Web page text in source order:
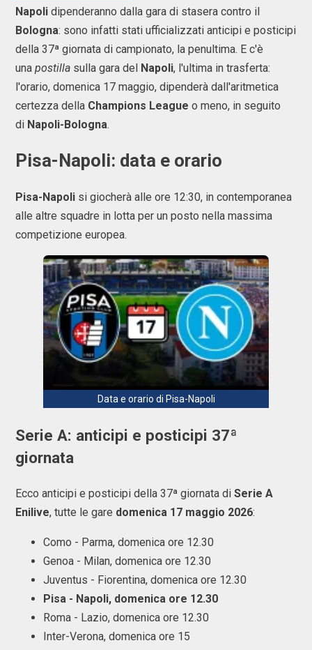
Napoli dipenderanno dalla gara di stasera contro il
Bologna: sono infatti stati ufficializzati anticipi e posticipi
della 37ª giornata di campionato, la penultima. E c'è
una postilla sulla gara del Napoli, l'ultima in trasferta:
l'orario, domenica 17 maggio, dipenderà dall'aritmetica
certezza della Champions League o meno, in seguito
di Napoli-Bologna.
Pisa-Napoli: data e orario
Pisa-Napoli si giocherà alle ore 12:30, in contemporanea
alle altre squadre in lotta per un posto nella massima
competizione europea.
Data e orario di Pisa-Napoli
Serie A: anticipi e posticipi 37ª
giornata
Ecco anticipi e posticipi della 37ª giornata di Serie A
Enilive, tutte le gare domenica 17 maggio 2026:
Como - Parma, domenica ore 12.30
Genoa - Milan, domenica ore 12.30
Juventus - Fiorentina, domenica ore 12.30
Pisa - Napoli, domenica ore 12.30
Roma - Lazio, domenica ore 12.30
Inter-Verona, domenica ore 15